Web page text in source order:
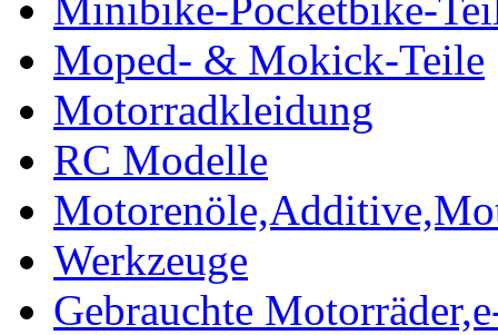
Moped- & Mokick-Teile
Motorradkleidung
RC Modelle
Werkzeuge
Gebrauchte